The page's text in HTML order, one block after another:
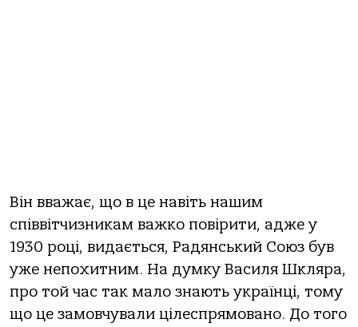
Він вважає, що в це навіть нашим
співвітчизникам важко повірити, адже у
1930 році, видається, Радянський Союз був
уже непохитним. На думку Василя Шкляра,
про той час так мало знають українці, тому
що це замовчували цілеспрямовано. До того